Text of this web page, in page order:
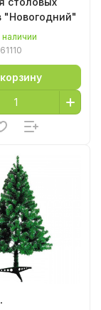
"Новогодний"
наличии